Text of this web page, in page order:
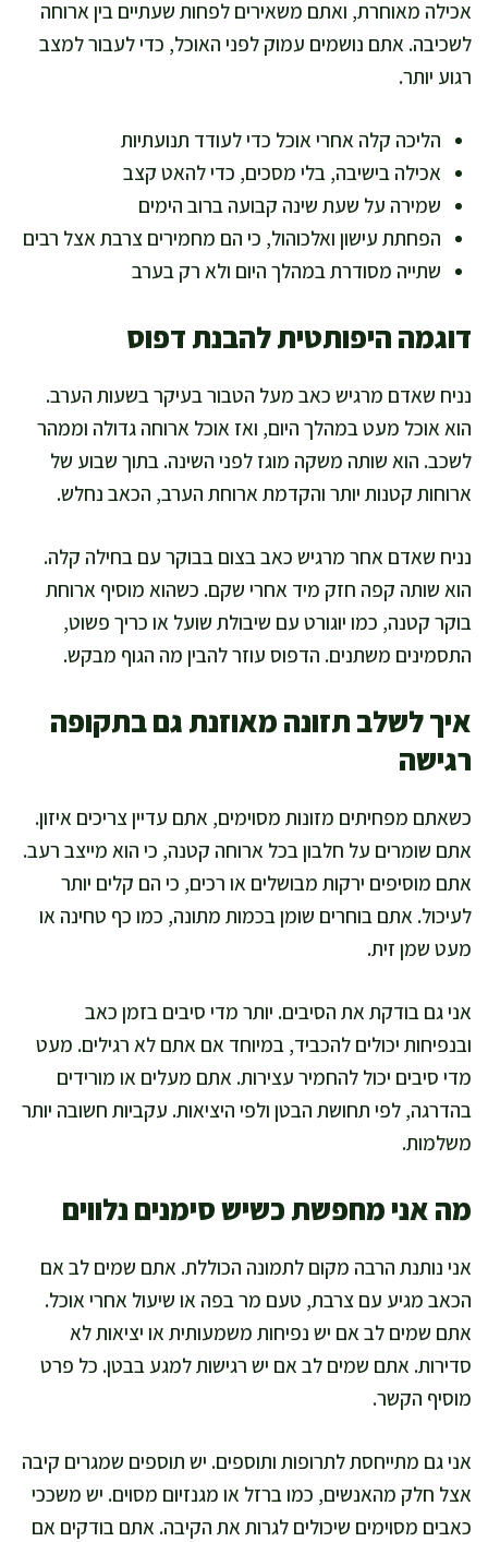
אכילה מאוחרת, ואתם משאירים לפחות שעתיים בין ארוחה
לשכיבה. אתם נושמים עמוק לפני האוכל, כדי לעבור למצב
רגוע יותר.
הליכה קלה אחרי אוכל כדי לעודד תנועתיות
אכילה בישיבה, בלי מסכים, כדי להאט קצב
שמירה על שעת שינה קבועה ברוב הימים
הפחתת עישון ואלכוהול, כי הם מחמירים צרבת אצל רבים
שתייה מסודרת במהלך היום ולא רק בערב
דוגמה היפותטית להבנת דפוס
נניח שאדם מרגיש כאב מעל הטבור בעיקר בשעות הערב.
הוא אוכל מעט במהלך היום, ואז אוכל ארוחה גדולה וממהר
לשכב. הוא שותה משקה מוגז לפני השינה. בתוך שבוע של
ארוחות קטנות יותר והקדמת ארוחת הערב, הכאב נחלש.
נניח שאדם אחר מרגיש כאב בצום בבוקר עם בחילה קלה.
הוא שותה קפה חזק מיד אחרי שקם. כשהוא מוסיף ארוחת
בוקר קטנה, כמו יוגורט עם שיבולת שועל או כריך פשוט,
התסמינים משתנים. הדפוס עוזר להבין מה הגוף מבקש.
איך לשלב תזונה מאוזנת גם בתקופה
רגישה
כשאתם מפחיתים מזונות מסוימים, אתם עדיין צריכים איזון.
אתם שומרים על חלבון בכל ארוחה קטנה, כי הוא מייצב רעב.
אתם מוסיפים ירקות מבושלים או רכים, כי הם קלים יותר
לעיכול. אתם בוחרים שומן בכמות מתונה, כמו כף טחינה או
מעט שמן זית.
אני גם בודקת את הסיבים. יותר מדי סיבים בזמן כאב
ובנפיחות יכולים להכביד, במיוחד אם אתם לא רגילים. מעט
מדי סיבים יכול להחמיר עצירות. אתם מעלים או מורידים
בהדרגה, לפי תחושת הבטן ולפי היציאות. עקביות חשובה יותר
משלמות.
מה אני מחפשת כשיש סימנים נלווים
אני נותנת הרבה מקום לתמונה הכוללת. אתם שמים לב אם
הכאב מגיע עם צרבת, טעם מר בפה או שיעול אחרי אוכל.
אתם שמים לב אם יש נפיחות משמעותית או יציאות לא
סדירות. אתם שמים לב אם יש רגישות למגע בבטן. כל פרט
מוסיף הקשר.
אני גם מתייחסת לתרופות ותוספים. יש תוספים שמגרים קיבה
אצל חלק מהאנשים, כמו ברזל או מגנזיום מסוים. יש משככי
כאבים מסוימים שיכולים לגרות את הקיבה. אתם בודקים אם